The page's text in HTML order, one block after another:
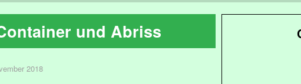
und Abriss
2018